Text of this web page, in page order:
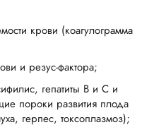
крови (коагулограмма
и резус-фактора;
гепатиты В и С и
пороки развития плода
герпес, токсоплазмоз);